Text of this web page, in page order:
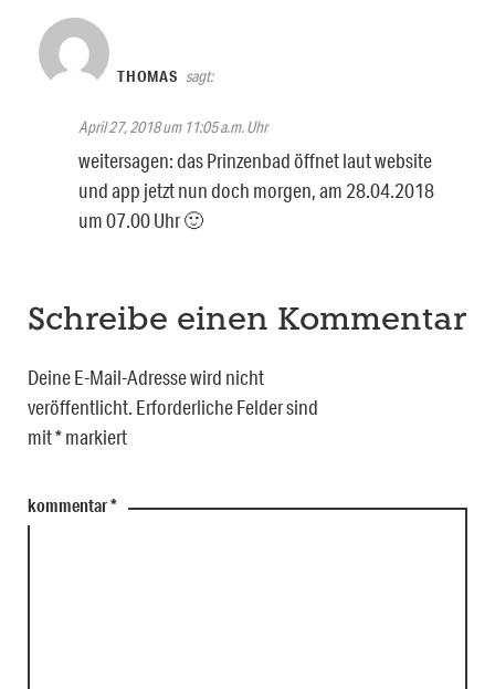
THOMAS sagt:
April 27, 2018 um 11:05 a.m. Uhr
weitersagen: das Prinzenbad öffnet laut website
und app jetzt nun doch morgen, am 28.04.2018
um 07.00 Uhr 🙂
Schreibe einen Kommentar
Deine E-Mail-Adresse wird nicht
veröffentlicht. Erforderliche Felder sind
mit*markiert
kommentar*